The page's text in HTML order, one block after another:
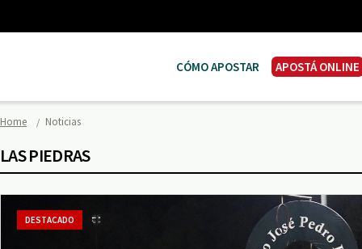
CÓMO APOSTAR APOSTÁ ONLINE
Home Noticias
LAS PIEDRAS
DESTACADO